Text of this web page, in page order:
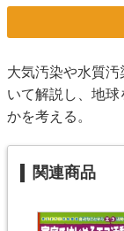
大気汚染や水質
いて解説し、地
かを考える。
関連商品